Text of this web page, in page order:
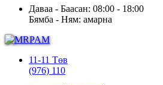
Даваа - Баасан: 08:00 - 18:00
Бямба - Ням: амарна
11-11 Төв
(976) 110